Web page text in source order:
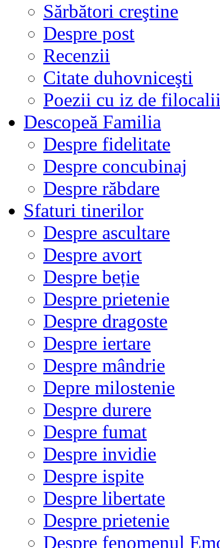
Sărbători creştine
Despre post
Recenzii
Citate duhovniceşti
Poezii cu iz de
Descopeă Familia
Despre fidelitate
Despre concubinaj
Despre răbdare
Sfaturi tinerilor
Despre ascultare
Despre avort
Despre beție
Despre prietenie
Despre dragoste
Despre iertare
Despre mândrie
Depre milostenie
Despre durere
Despre fumat
Despre invidie
Despre ispite
Despre libertate
Despre prietenie
Despre fenomenul